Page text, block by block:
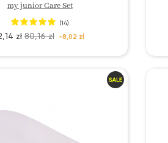
my junior Care Set
(14)
zł 80,16 zł -8,02 zł